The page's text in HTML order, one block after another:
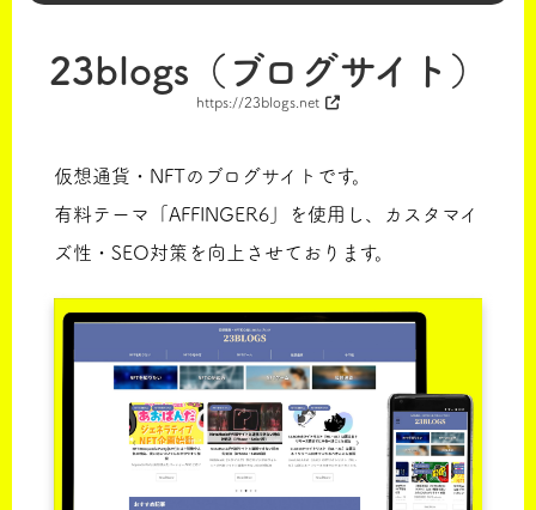
23blogs（ブログサイト）
https://23blogs.net
仮想通貨・NFTのブログサイトです。
有料テーマ「AFFINGER6」を使用し、カスタマイ
ズ性・SEO対策を向上させております。